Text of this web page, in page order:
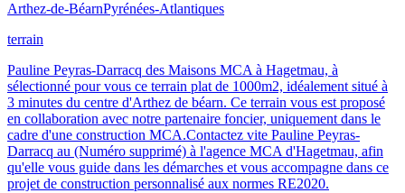
Arthez-de-BéarnPyrénées-Atlantiques
terrain
Pauline Peyras-Darracq des Maisons MCA à Hagetmau, à
sélectionné pour vous ce terrain plat de 1000m2, idéalement situé à
3 minutes du centre d'Arthez de béarn. Ce terrain vous est proposé
en collaboration avec notre partenaire foncier, uniquement dans le
cadre d'une construction MCA.Contactez vite Pauline Peyras-
Darracq au (Numéro supprimé) à l'agence MCA d'Hagetmau, afin
qu'elle vous guide dans les démarches et vous accompagne dans ce
projet de construction personnalisé aux normes RE2020.